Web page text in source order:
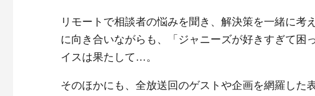
リモートで相談者の悩みを聞き、解決策を一緒に
に向き合いながらも、「ジャニーズが好きすぎて困
イスは果たして…。
そのほかにも、全放送回のゲストや企画を網羅した